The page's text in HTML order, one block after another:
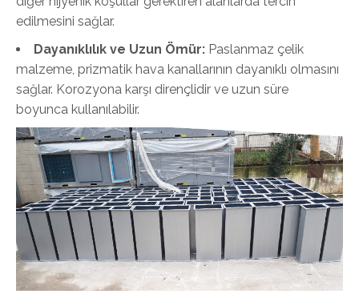
edilmesini sağlar.
Dayanıklılık ve Uzun Ömür: Paslanmaz çelik
malzeme, prizmatik hava kanallarının dayanıklı olmasını
sağlar. Korozyona karşı dirençlidir ve uzun süre
boyunca kullanılabilir.